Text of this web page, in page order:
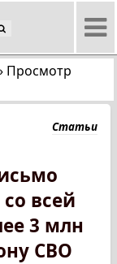
Просмотр
Статьи
всей
3 млн
СВО